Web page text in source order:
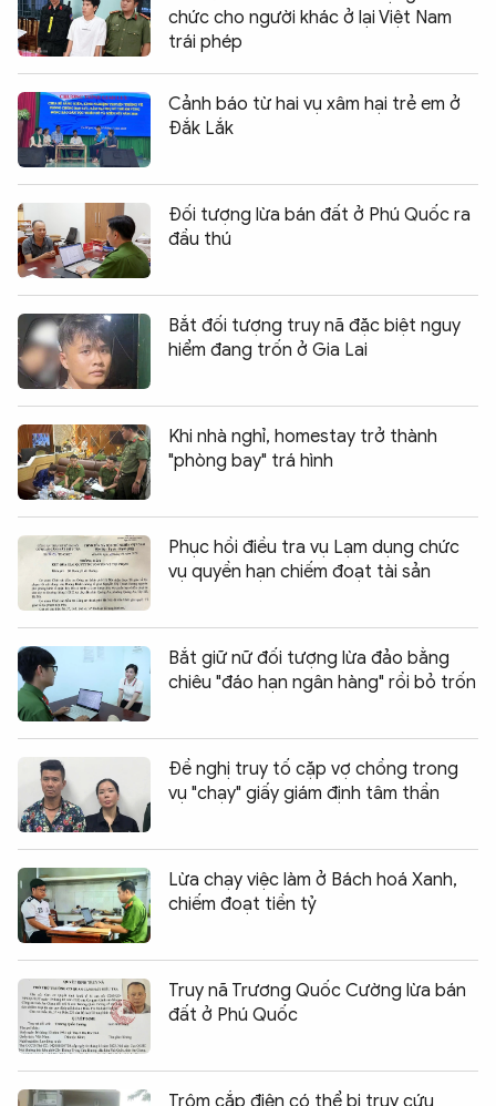
chức cho người khác ở lại Việt Nam
trái phép
Cảnh báo từ hai vụ xâm hại trẻ em ở
Đắk Lắk
Đối tượng lừa bán đất ở Phú Quốc ra
đầu thú
Bắt đối tượng truy nã đặc biệt nguy
hiểm đang trốn ở Gia Lai
Khi nhà nghỉ, homestay trở thành
"phòng bay" trá hình
Phục hồi điều tra vụ Lạm dụng chức
vụ quyền hạn chiếm đoạt tài sản
Bắt giữ nữ đối tượng lừa đảo bằng
chiêu "đáo hạn ngân hàng" rồi bỏ trốn
Đề nghị truy tố cặp vợ chồng trong
vụ "chạy" giấy giám định tâm thần
Lừa chạy việc làm ở Bách hoá Xanh,
chiếm đoạt tiền tỷ
Truy nã Trương Quốc Cường lừa bán
đất ở Phú Quốc